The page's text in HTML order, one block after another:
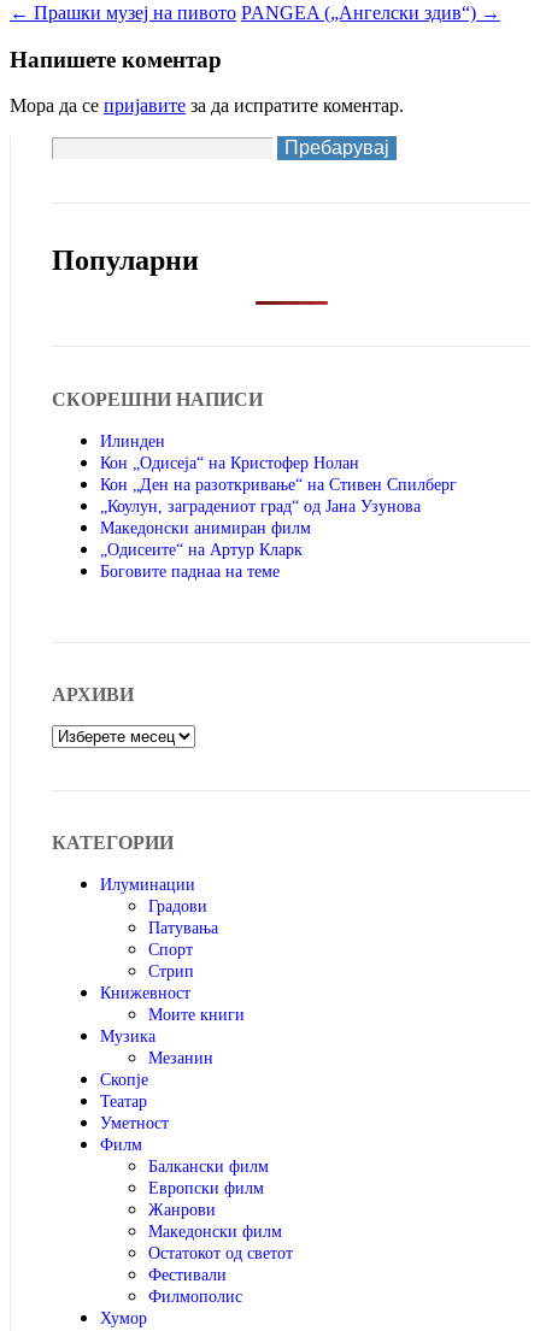
← Прашки музеј на пивото PANGEA („Ангелски здив“) →
Напишете коментар
Мора да се пријавите за да испратите коментар.
Пребарувај
Популарни
СКОРЕШНИ НАПИСИ
Илинден
Кон „Одисеја“ на Кристофер Нолан
Кон „Ден на разоткривање“ на Стивен Спилберг
„Коулун, заградениот град“ од Јана Узунова
Македонски анимиран филм
„Одисеите“ на Артур Кларк
Боговите паднаа на теме
АРХИВИ
Архиви
КАТЕГОРИИ
Илуминации
Градови
Патувања
Спорт
Стрип
Книжевност
Моите книги
Музика
Мезанин
Скопје
Театар
Уметност
Филм
Балкански филм
Европски филм
Жанрови
Македонски филм
Остатокот од светот
Фестивали
Филмополис
Хумор